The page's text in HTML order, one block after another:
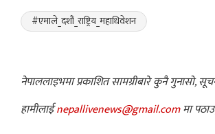
#एमाले_दशौं_राष्ट्रिय_महाधिवेशन
नेपाललाइभमा प्रकाशित सामग्रीबारे कुनै गुनासो,
हामीलाईnepallivenews@gmail.comमा